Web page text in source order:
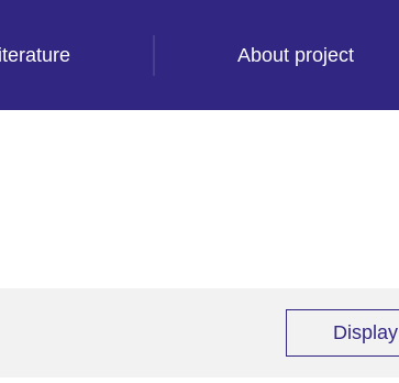
About project
Display